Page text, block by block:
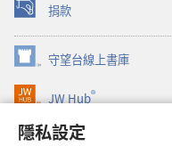
隱私設定
捐款
（開
啟
新
視
窗）
守望台線上書庫
（開
啟
新
窗）
JW Hub®
（開
啟
新
JW Library®